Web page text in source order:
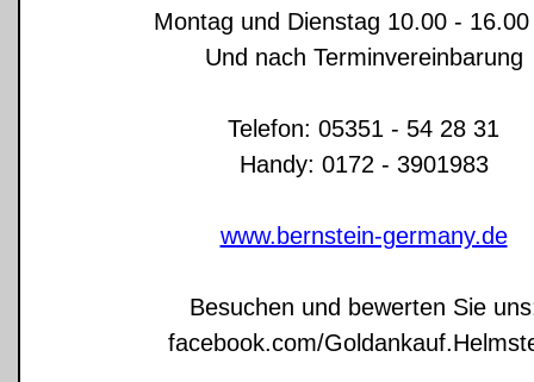
Montag und Dienstag 10.00 -
Und nach Terminvereinbarung
Telefon: 05351 - 54 28 31
Handy: 0172 - 3901983
www.bernstein-germany.de
Besuchen und bewerten Sie
facebook.com/